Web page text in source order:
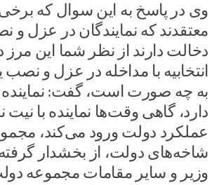
وی در پاسخ به این سوال که برخی
معتقدند که نمایندگان در عزل و
دخالت دارند از نظر شما این مرز
انتخابیه با مداخله در عزل و نصب
به چه صورت است، گفت:
دارد، گاهی وقت‌ها نماینده با نیت
عملکرد دولت ورود می‌کند،
شاخه‌های دولت، از بخشدار گرفته
وزیر و سایر مقامات مجموعه